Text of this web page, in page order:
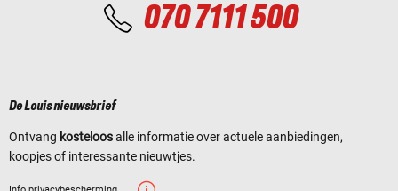
070 7111 500
De Louis nieuwsbrief
Ontvang kosteloosalle informatie over actuele aanbiedingen,
koopjes of interessante nieuwtjes.